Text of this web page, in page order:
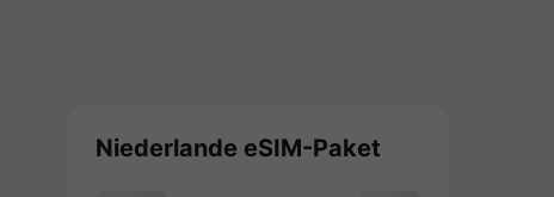
Niederlande eSIM-Paket